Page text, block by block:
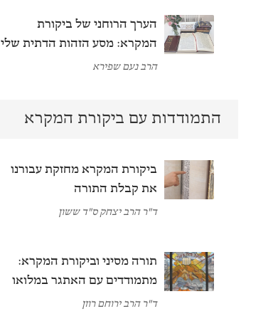
הערך הרוחני של ביקורת
המקרא: מסע הזהות הדתית שלי
הרב נעם שפירא
התמודדות עם ביקורת המקרא
ביקורת המקרא מחזקת עבורנו
את קבלת התורה
ד"ר הרב יצחק ס"ד ששון
תורה מסיני וביקורת המקרא:
מתמודדים עם האתגר במלואו
ד"ר הרב ירוחם רוזן